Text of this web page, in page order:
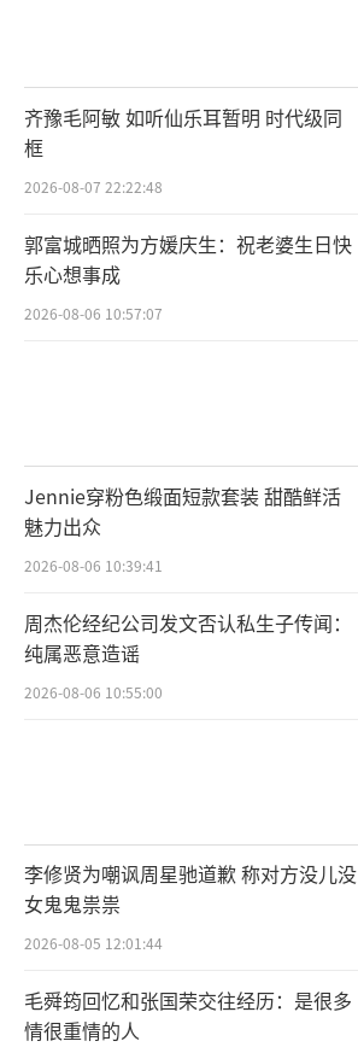
齐豫毛阿敏 如听仙乐耳暂明 时代级同
框
2026-08-07 22:22:48
郭富城晒照为方媛庆生：祝老婆生日快
乐心想事成
2026-08-06 10:57:07
Jennie穿粉色缎面短款套装 甜酷鲜活
魅力出众
2026-08-06 10:39:41
周杰伦经纪公司发文否认私生子传闻：
纯属恶意造谣
2026-08-06 10:55:00
李修贤为嘲讽周星驰道歉 称对方没儿没
女鬼鬼祟祟
2026-08-05 12:01:44
毛舜筠回忆和张国荣交往经历：是很多
情很重情的人